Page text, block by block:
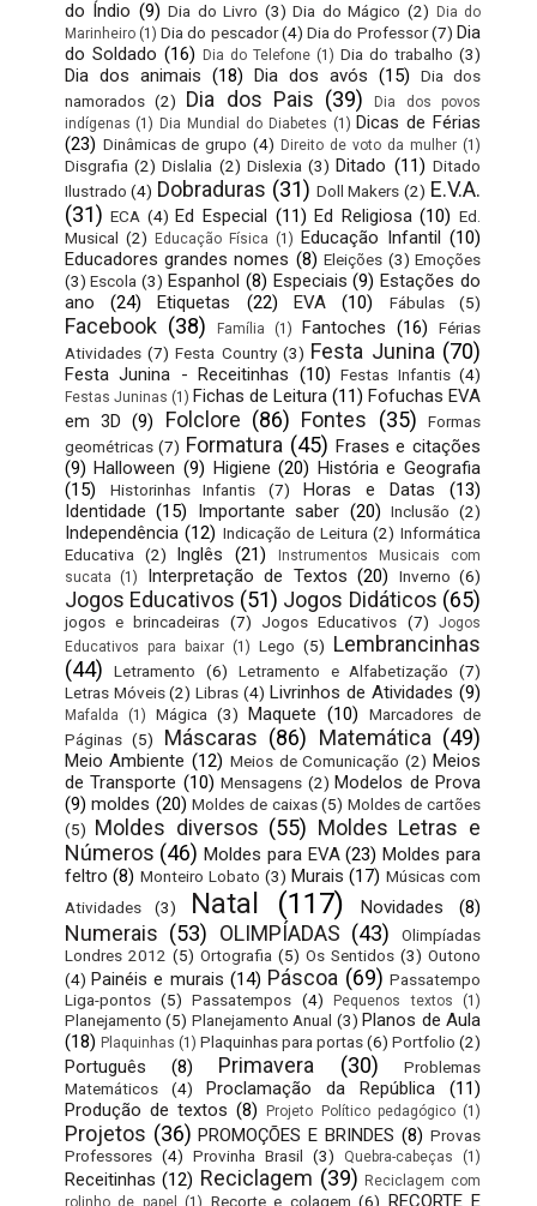
do Índio (9) Dia do Livro (3) Dia do Mágico (2) Dia do
Marinheiro (1) Dia do pescador (4) Dia do Professor (7) Dia
do Soldado (16) Dia do Telefone (1) Dia do trabalho (3)
Dia dos animais (18) Dia dos avós (15)
Dia dos
namorados (2) Dia dos Pais (39)
Dia dos povos
indígenas (1) Dia Mundial do Diabetes (1) Dicas de Férias
(23) Dinâmicas de grupo (4) Direito de voto da mulher (1)
Disgrafia (2) Dislalia (2) Dislexia (3) Ditado (11) Ditado
Ilustrado (4) Dobraduras (31) Doll Makers (2) E.V.A.
(31) ECA (4) Ed Especial (11) Ed Religiosa (10) Ed.
Musical (2) Educação Física (1) Educação Infantil (10)
Educadores grandes nomes (8) Eleições (3) Emoções
(3) Escola (3) Espanhol (8) Especiais (9) Estações do
ano
(24) Etiquetas (22) EVA (10) Fábulas (5)
Facebook (38) Família (1) Fantoches (16)
Férias
Atividades (7) Festa Country (3) Festa Junina (70)
Festa Junina - Receitinhas (10) Festas Infantis (4)
Festas Juninas (1) Fichas de Leitura (11) Fofuchas EVA
em 3D (9) Folclore (86) Fontes (35)
Formas
geométricas (7) Formatura (45) Frases e citações
(9) Halloween (9) Higiene (20) História e Geografia
(15)
Historinhas Infantis (7) Horas e Datas
(13)
Identidade (15) Importante saber (20) Inclusão (2)
Independência (12) Indicação de Leitura (2) Informática
Educativa
(2) Inglês (21)
Instrumentos Musicais com
sucata
(1) Interpretação de Textos (20) Inverno (6)
Jogos Educativos (51) Jogos Didáticos (65)
jogos e brincadeiras (7) Jogos Educativos (7)
Jogos
Educativos para baixar (1) Lego (5) Lembrancinhas
(44)
Letramento (6) Letramento e Alfabetização
(7)
Letras Móveis (2) Libras (4) Livrinhos de Atividades (9)
Mafalda (1) Mágica (3) Maquete (10)
Marcadores de
Páginas (5) Máscaras (86) Matemática (49)
Meio Ambiente (12) Meios de Comunicação (2) Meios
de Transporte (10) Mensagens (2) Modelos de Prova
(9) moldes (20) Moldes de caixas (5) Moldes de cartões
(5) Moldes diversos (55) Moldes Letras e
Números (46) Moldes para EVA (23) Moldes para
feltro (8) Monteiro Lobato (3) Murais (17) Músicas com
Atividades
(3) Natal (117) Novidades (8)
Numerais (53) OLIMPÍADAS (43)
Olimpíadas
Londres 2012 (5) Ortografia (5) Os Sentidos (3) Outono
(4) Painéis e murais (14) Páscoa (69) Passatempo
Liga-pontos (5) Passatempos (4) Pequenos textos (1)
Planejamento (5) Planejamento Anual (3) Planos de Aula
(18) Plaquinhas (1) Plaquinhas para portas(6) Portfolio (2)
Português (8) Primavera (30)
Problemas
Matemáticos
(4) Proclamação da República
(11)
Produção de textos (8) Projeto Político pedagógico (1)
Projetos (36) PROMOÇÕES E BRINDES (8) Provas
Professores (4) Provinha Brasil (3) Quebra-cabeças (1)
Receitinhas (12) Reciclagem (39) Reciclagem com
rolinho de papel
(1) Recorte e colagem (6) RECORTE E